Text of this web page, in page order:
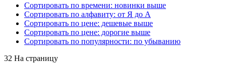
Сортировать по времени: новинки выше
Сортировать по алфавиту: от Я до А
Сортировать по цене: дешевые выше
Сортировать по цене: дорогие выше
Сортировать по популярности: по убыванию
32 На страницу